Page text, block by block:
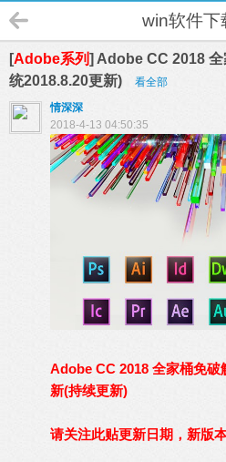
win软件下
[Adobe系列] Adobe CC 2018
统2018.8.20更新)
看全部
情深深
2018-4-13 04:50:35
Adobe CC 2018 全家桶免破
新(持续更新)
请关注此贴更新日期，新版